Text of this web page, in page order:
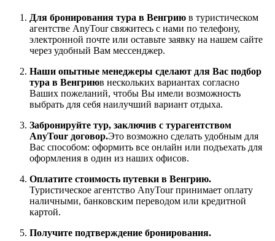
Для бронирования тура в Венгрию в туристическом
агентстве AnyTour свяжитесь с нами по телефону,
электронной почте или оставьте заявку на нашем сайте
через удобный Вам мессенджер.
Наши опытные менеджеры сделают для Вас подбор
тура в Венгриюв нескольких вариантах согласно
Ваших пожеланий, чтобы Вы имели возможность
выбрать для себя наилучший вариант отдыха.
Забронируйте тур, заключив с турагентством
AnyTour договор.Это возможно сделать удобным для
Вас способом: оформить все онлайн или подъехать для
оформления в один из наших офисов.
Оплатите стоимость путевки в Венгрию.
Туристическое агентство AnyTour принимает оплату
наличными, банковским переводом или кредитной
картой.
Получите подтверждение бронирования.